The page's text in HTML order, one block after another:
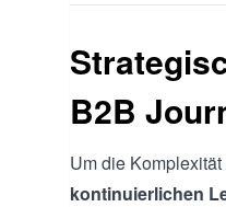
B2B
Um die
kontinuierlichen